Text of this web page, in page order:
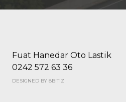
Fuat Hanedar Oto Lastik
0242 572 63 36
DESIGNED BY 8BITIZ